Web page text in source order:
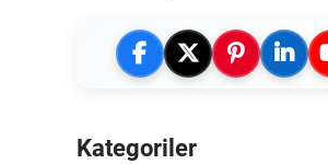
Kategoriler